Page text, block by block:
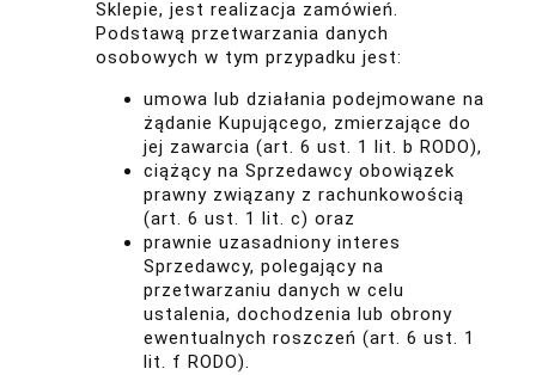
Sklepie, jest realizacja zamówień.
Podstawą przetwarzania danych
osobowych w tym przypadku jest:
umowa lub działania podejmowane na
żądanie Kupującego, zmierzające do
jej zawarcia (art. 6 ust. 1 lit. b RODO),
ciążący na Sprzedawcy obowiązek
prawny związany z rachunkowością
(art. 6 ust. 1 lit. c) oraz
prawnie uzasadniony interes
Sprzedawcy, polegający na
przetwarzaniu danych w celu
ustalenia, dochodzenia lub obrony
ewentualnych roszczeń (art. 6 ust. 1
lit. f RODO).